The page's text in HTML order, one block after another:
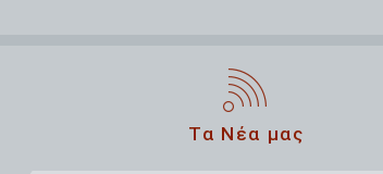
Τα Νέα μας